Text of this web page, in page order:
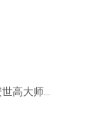
高大师...